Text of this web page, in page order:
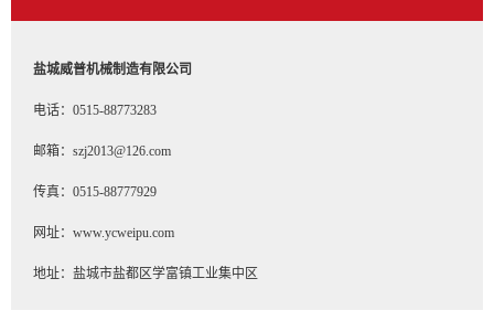
盐城威普机械制造有限公司
电话：0515-88773283
邮箱：szj2013@126.com
传真：0515-88777929
网址：www.ycweipu.com
地址：盐城市盐都区学富镇工业集中区